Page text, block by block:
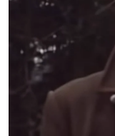
pertemuan
dikenalinya.
pertengkaran
sesama
sanggup
melibatkan